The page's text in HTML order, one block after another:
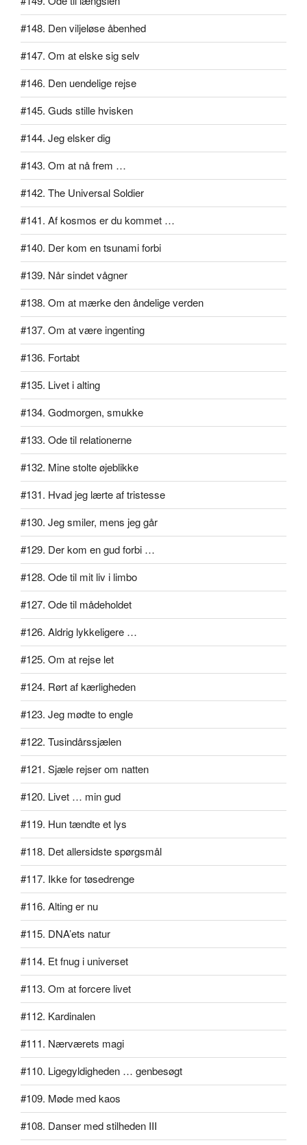
#148. Den viljeløse åbenhed
#147. Om at elske sig selv
#146. Den uendelige rejse
#145. Guds stille hvisken
#144. Jeg elsker dig
#143. Om at nå frem …
#142. The Universal Soldier
#141. Af kosmos er du kommet …
#140. Der kom en tsunami forbi
#139. Når sindet vågner
#138. Om at mærke den åndelige verden
#137. Om at være ingenting
#136. Fortabt
#135. Livet i alting
#134. Godmorgen, smukke
#133. Ode til relationerne
#132. Mine stolte øjeblikke
#131. Hvad jeg lærte af tristesse
#130. Jeg smiler, mens jeg går
#129. Der kom en gud forbi …
#128. Ode til mit liv i limbo
#127. Ode til mådeholdet
#126. Aldrig lykkeligere …
#125. Om at rejse let
#124. Rørt af kærligheden
#123. Jeg mødte to engle
#122. Tusindårssjælen
#121. Sjæle rejser om natten
#120. Livet … min gud
#119. Hun tændte et lys
#118. Det allersidste spørgsmål
#117. Ikke for tøsedrenge
#116. Alting er nu
#115. DNA’ets natur
#114. Et fnug i universet
#113. Om at forcere livet
#112. Kardinalen
#111. Nærværets magi
#110. Ligegyldigheden … genbesøgt
#109. Møde med kaos
#108. Danser med stilheden III